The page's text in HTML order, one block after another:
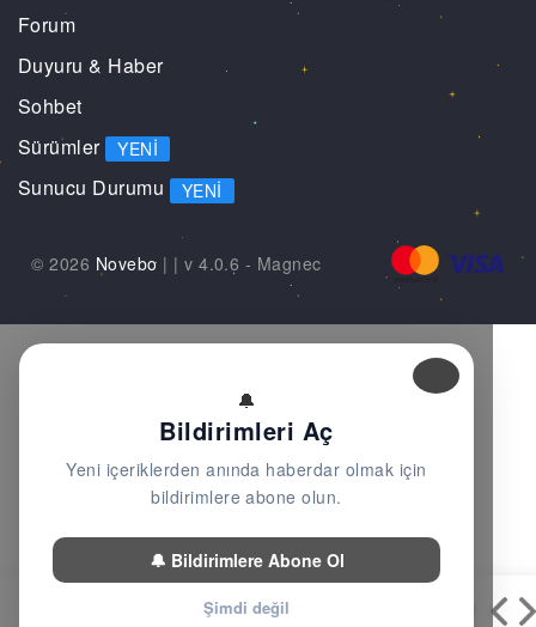
Forum
Duyuru & Haber
Sohbet
Sürümler YENI
Sunucu Durumu YENI
© 2026 Novebo | | v 4.0.6 - Magnec
🔔
Bildirimleri Aç
Yeni içeriklerden anında haberdar olmak için
bildirimlere abone olun.
🔔 Bildirimlere Abone Ol
Şimdi değil